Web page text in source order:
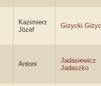
Kazimierz
Józef
Gizycki
Antoni
Jadasiewicz
Jadaszko